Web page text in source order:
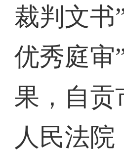
裁判文书
优秀庭审
果，自贡
人民法院